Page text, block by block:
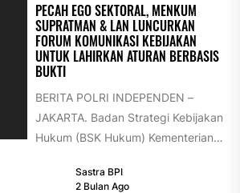
PECAH EGO SEKTORAL, MENKUM
SUPRATMAN & LAN LUNCURKAN
FORUM KOMUNIKASI KEBIJAKAN
UNTUK LAHIRKAN ATURAN BERBASIS
BUKTI
BERITA POLRI INDEPENDEN –
JAKARTA. Badan Strategi Kebijakan
Hukum (BSK Hukum) Kementerian
Administrasi Negara (LAN) resmi
Sastra BPI
2 Bulan Ago